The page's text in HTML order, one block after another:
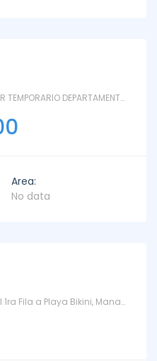
PUNTA DEL ESTE VENTA Y ALQUILER TEMPORARIO DEPARTAMENTO MYTHOS - PH - Rincón del Indio
Area:
No data
Departamento en Moorea Bay I 1ra Fila a Playa Bikini, Manantiales en Venta y Alquiler - TM6871000 - Bikini